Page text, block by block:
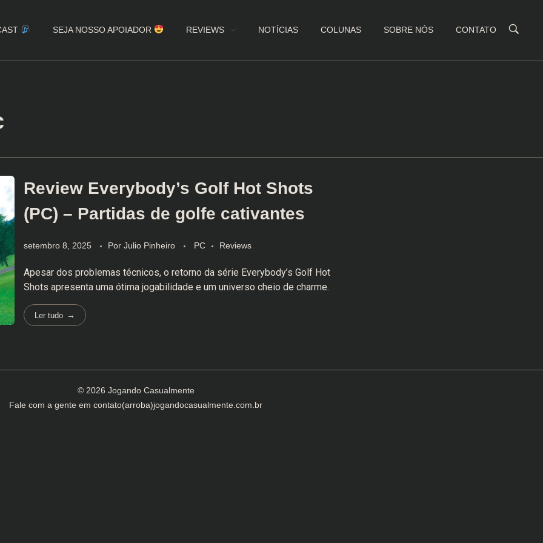
SEJA NOSSO APOIADOR REVIEWS NOTÍCIAS COLUNAS SOBRE NÓS CONTATO
Review Everybody’s Golf Hot Shots
(PC) – Partidas de golfe cativantes
setembro 8, 2025 Por Julio Pinheiro PC Reviews
Apesar dos problemas técnicos, o retorno da série Everybody’s Golf Hot
Shots apresenta uma ótima jogabilidade e um universo cheio de charme.
Ler tudo
© 2026 Jogando Casualmente
Fale com a gente em contato(arroba)jogandocasualmente.com.br